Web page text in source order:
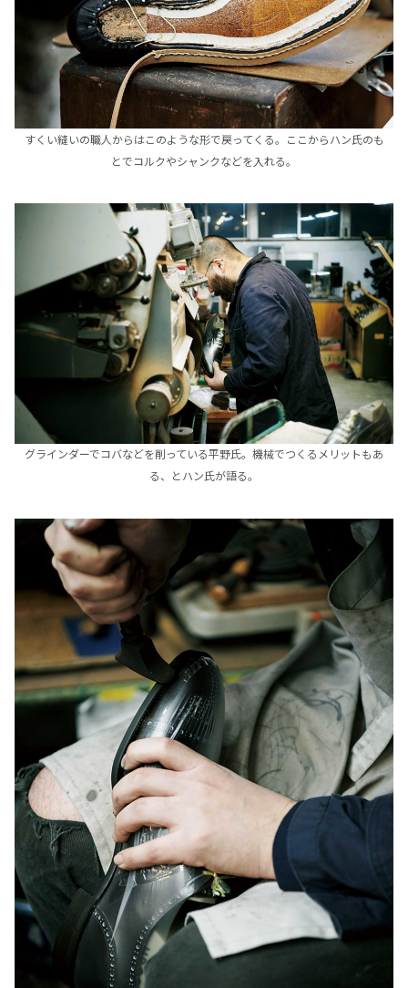
すくい縫いの職人からはこのような形で戻ってくる。ここからハン氏のも
とでコルクやシャンクなどを入れる。
グラインダーでコバなどを削っている平野氏。機械でつくるメリットもあ
る、とハン氏が語る。